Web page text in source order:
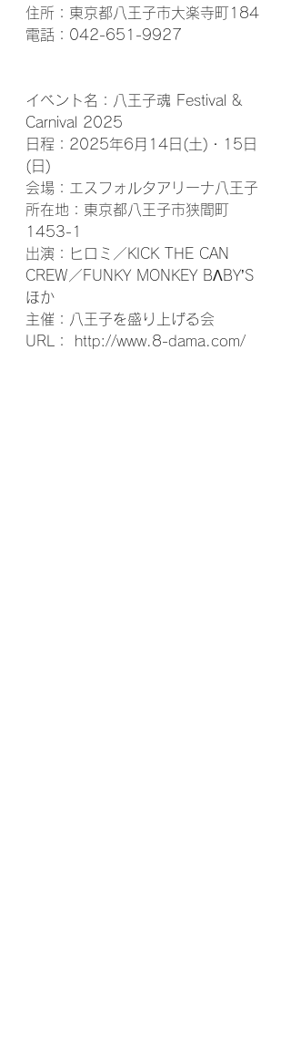
住所：東京都八王子市大楽寺町184
電話：042-651-9927
イベント名：八王子魂 Festival &
Carnival 2025
日程：2025年6月14日(土)・15日
(日)
会場：エスフォルタアリーナ八王子
所在地：東京都八王子市狭間町
1453-1
出演：ヒロミ／KICK THE CAN
CREW／FUNKY MONKEY BΛBY’S
ほか
主催：八王子を盛り上げる会
URL： http://www.8-dama.com/